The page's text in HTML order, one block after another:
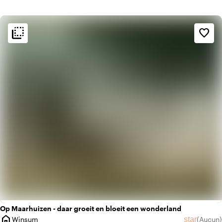
Op Maarhuizen - daar groeit en bloeit een wonderland
Winsum star(Aucun)
flip_to_back favorite_border
flip_to_back Ambiance
info
Rustique